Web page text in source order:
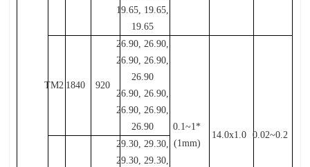
19.65, 19.65,
19.65
TM2 1840 920
26.90, 26.90,
26.90, 26.90,
26.90
26.90, 26.90,
26.90, 26.90,
26.90
0.1~1*
(1mm)
14.0x1.0 0.02~0.2
29.30, 29.30,
29.30, 29.30,